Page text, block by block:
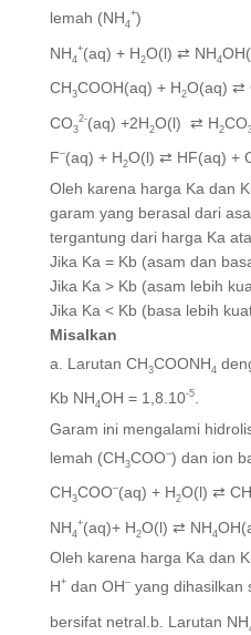
lemah (NH4
+)
NH4
+(aq) + H2O(l) ⇄ NH4
CH3COOH(aq) + H2O(aq) ⇄
CO3
2-(aq) +2H2O(l) ⇄ H2CO
F–(aq) + H2O(l) ⇄ HF(aq) +
Oleh karena harga Ka dan
garam yang berasal dari
tergantung dari harga Ka
Jika Ka = Kb (asam dan
Jika Ka > Kb (asam lebih
Jika Ka < Kb (basa lebih
Misalkan
a. Larutan CH3COONH4
Kb NH4OH = 1,8.10-5
Garam ini mengalami
lemah (CH3COO–) dan ion
CH3COO–(aq) + H2O(l) ⇄ CH
NH4
+(aq)+ H2O(l) ⇄ NH4
Oleh karena harga Ka dan
H+ dan OH– yang dihasilkan
bersifat netral.b. Larutan NH